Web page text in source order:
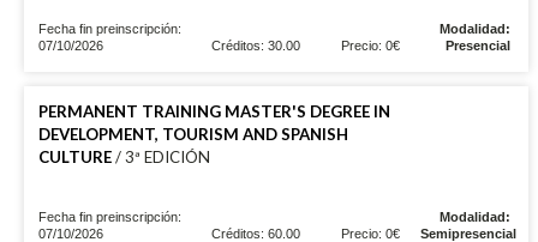
Fecha fin preinscripción:
07/10/2026
Créditos: 30.00 Precio: 0€
Modalidad:
Presencial
PERMANENT TRAINING MASTER'S DEGREE IN
DEVELOPMENT, TOURISM AND SPANISH
CULTURE/ 3ª EDICIÓN
Fecha fin preinscripción:
07/10/2026
Créditos: 60.00 Precio: 0€
Modalidad:
Semipresencial